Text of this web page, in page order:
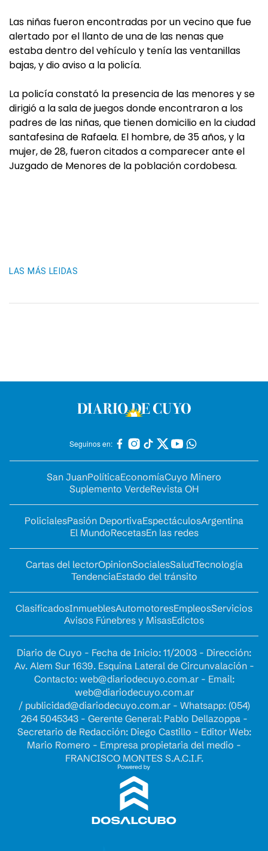
Las niñas fueron encontradas por un vecino que fue
alertado por el llanto de una de las nenas que
estaba dentro del vehículo y tenía las ventanillas
bajas, y dio aviso a la policía.
La policía constató la presencia de las menores y se
dirigió a la sala de juegos donde encontraron a los
padres de las niñas, que tienen domicilio en la ciudad
santafesina de Rafaela. El hombre, de 35 años, y la
mujer, de 28, fueron citados a comparecer ante el
Juzgado de Menores de la población cordobesa.
LAS MÁS LEIDAS
Seguinos en:
San JuanPolíticaEconomíaCuyo Minero
Suplemento VerdeRevista OH
PolicialesPasión DeportivaEspectáculosArgentina
El MundoRecetasEn las redes
Cartas del lectorOpinionSocialesSaludTecnología
TendenciaEstado del tránsito
ClasificadosInmueblesAutomotoresEmpleosServicios
Avisos Fúnebres y MisasEdictos
Diario de Cuyo - Fecha de Inicio: 11/2003 - Dirección:
Av. Alem Sur 1639. Esquina Lateral de Circunvalación -
Contacto: web@diariodecuyo.com.ar- Email:
web@diariodecuyo.com.ar
/ publicidad@diariodecuyo.com.ar- Whatsapp: (054)
264 5045343 - Gerente General: Pablo Dellazoppa -
Secretario de Redacción: Diego Castillo - Editor Web:
Mario Romero - Empresa propietaria del medio -
FRANCISCO MONTES S.A.C.I.F.